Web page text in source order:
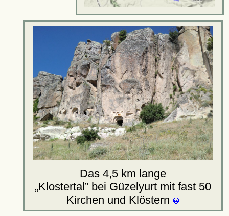
Das 4,5 km lange
Klostertal bei Güzelyurt mit fast 50
Kirchen und Klöstern